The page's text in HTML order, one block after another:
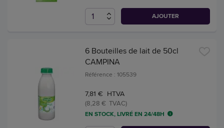
AJOUTER
6 Bouteilles de lait de 50cl
CAMPINA
Référence : 105539
7,81 € HTVA
(8,28 € TVAC)
EN STOCK, LIVRÉ EN 24/48H